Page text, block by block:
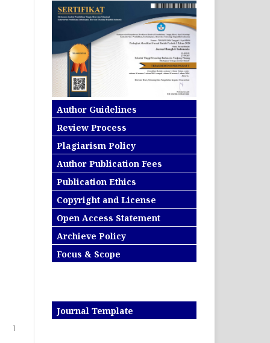
1
Author Guidelines
Review Process
Plagiarism Policy
Author Publication Fees
Publication Ethics
Copyright and License
Open Access Statement
Archieve Policy
Focus & Scope
Journal Template